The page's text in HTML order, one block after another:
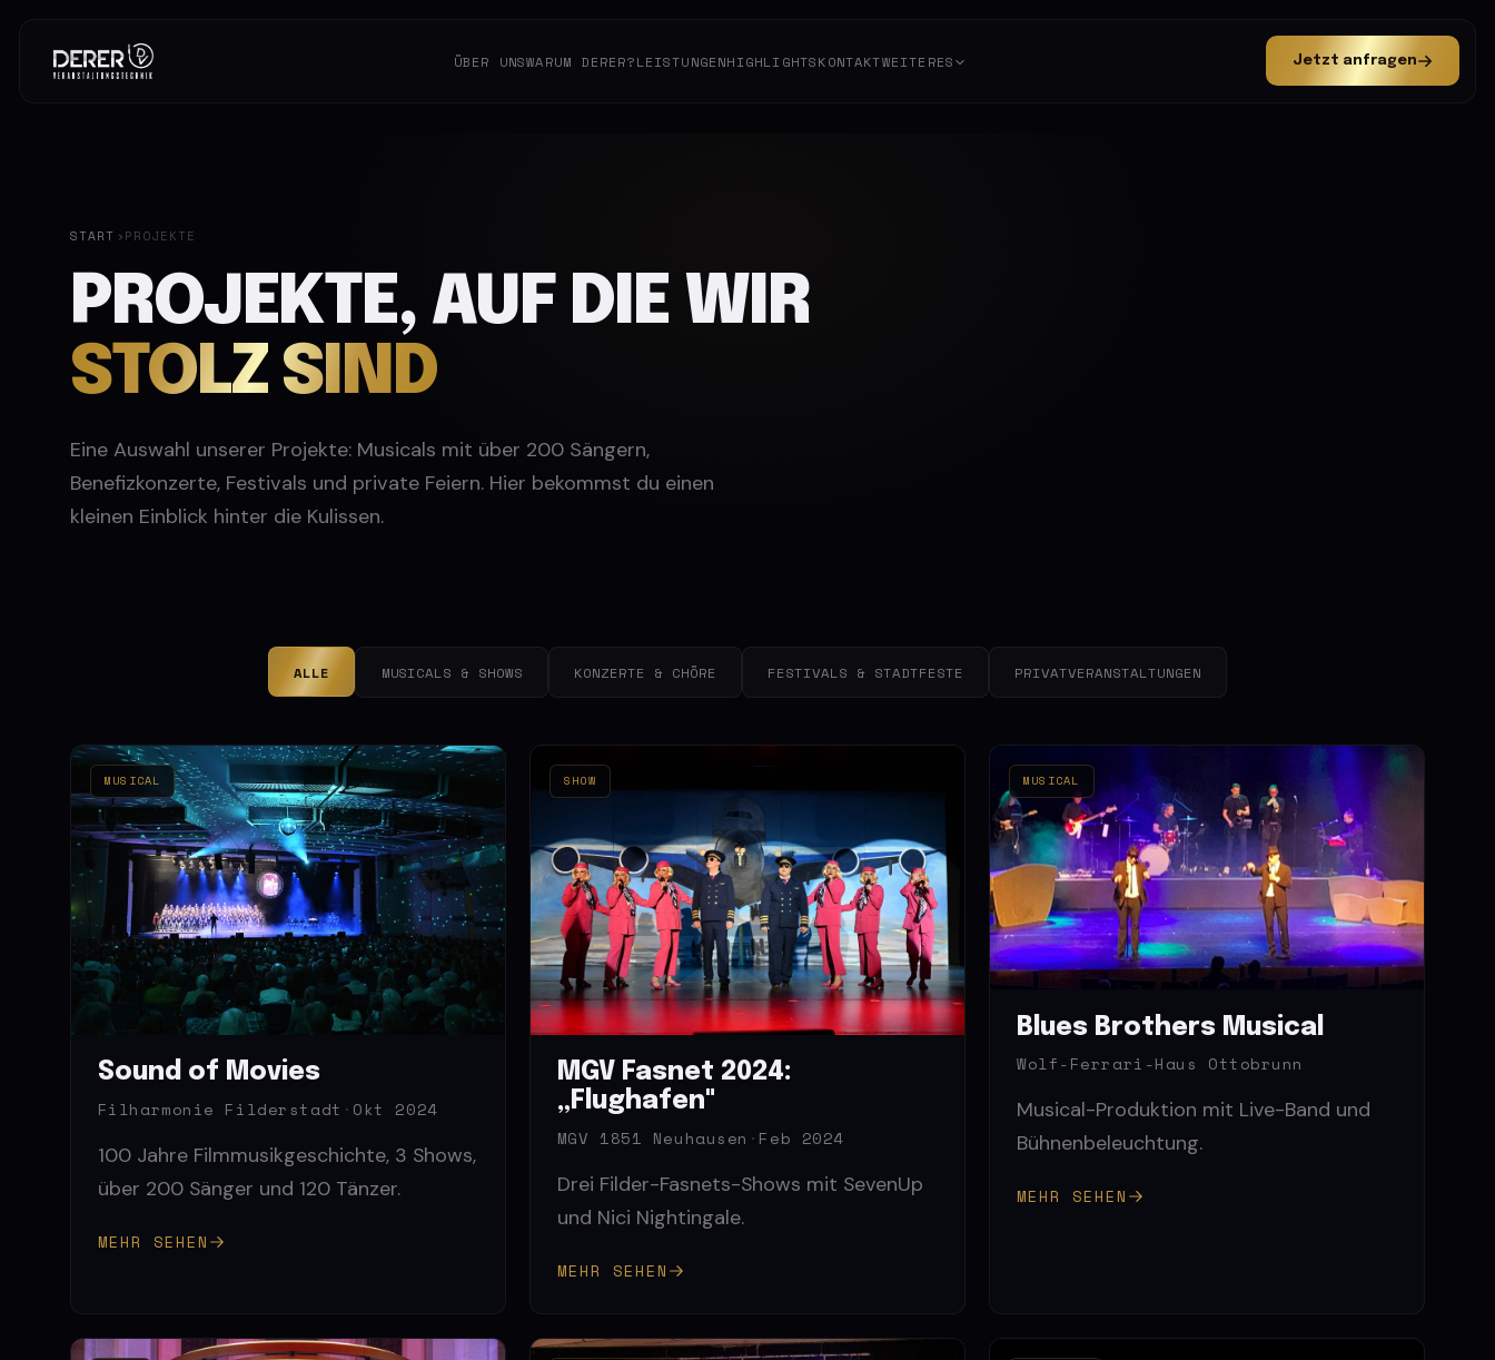
ÜBER UNSWARUM DERER?LEISTUNGENHIGHLIGHTSKONTAKTWEITERES Jetzt anfragen
START ›PROJEKTE
PROJEKTE, AUF DIE WIR
STOLZ SIND
Eine Auswahl unserer Projekte: Musicals mit über 200 Sängern,
Benefizkonzerte, Festivals und private Feiern. Hier bekommst du einen
kleinen Einblick hinter die Kulissen.
ALLE MUSICALS & SHOWS KONZERTE & CHÖRE FESTIVALS & STADTFESTE PRIVATVERANSTALTUNGEN
MUSICAL
Sound of Movies
Filharmonie Filderstadt · Okt 2024
100 Jahre Filmmusikgeschichte, 3 Shows,
über 200 Sänger und 120 Tänzer.
MEHR SEHEN
SHOW
MGV Fasnet 2024:
„Flughafen"
MGV 1851 Neuhausen · Feb 2024
Drei Filder-Fasnets-Shows mit SevenUp
und Nici Nightingale.
MEHR SEHEN
MUSICAL
Blues Brothers Musical
Wolf-Ferrari-Haus Ottobrunn
Musical-Produktion mit Live-Band und
Bühnenbeleuchtung.
MEHR SEHEN